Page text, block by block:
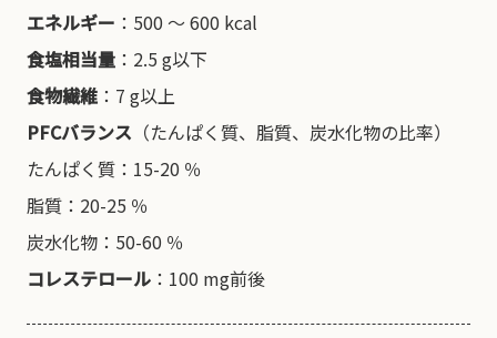
エネルギー ：500 〜 600 kcal
食塩相当量 ：2.5 g以下
食物繊維 ：7 g以上
PFCバランス （たんぱく質、脂質、炭水化物の比率）
たんぱく質：15-20 ％
脂質：20-25 ％
炭水化物：50-60 ％
コレステロール ：100 mg前後